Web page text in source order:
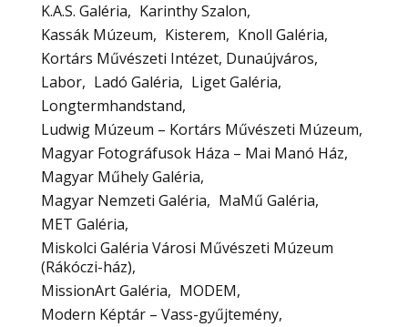
K.A.S. Galéria
Karinthy Szalon
Kassák Múzeum
Kisterem
Knoll Galéria
Kortárs Művészeti Intézet, Dunaújváros
Labor
Ladó Galéria
Liget Galéria
Longtermhandstand
Ludwig Múzeum – Kortárs Művészeti Múzeum
Magyar Fotográfusok Háza – Mai Manó Ház
Magyar Műhely Galéria
Magyar Nemzeti Galéria
MaMű Galéria
MET Galéria
Miskolci Galéria Városi Művészeti Múzeum
(Rákóczi-ház)
MissionArt Galéria
MODEM
Modern Képtár – Vass-gyűjtemény